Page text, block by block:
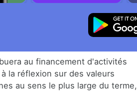
au financement d'activités
la réflexion sur des valeurs
au sens le plus large du terme,